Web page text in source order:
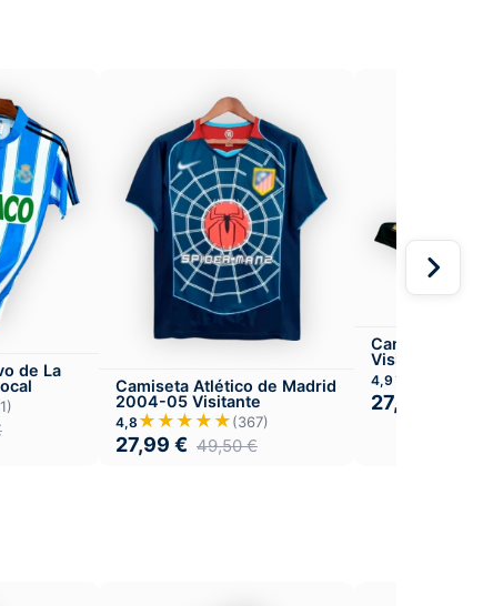
de La
Camiseta Atlético de Madrid
2004-05 Visitante
4,8 ★★★★★(367)
27,99 € 49,50€
Camiseta
Visitante
4,9
27,99